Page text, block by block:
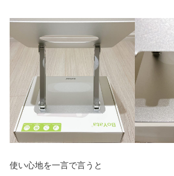
使い心地を一言で言うと